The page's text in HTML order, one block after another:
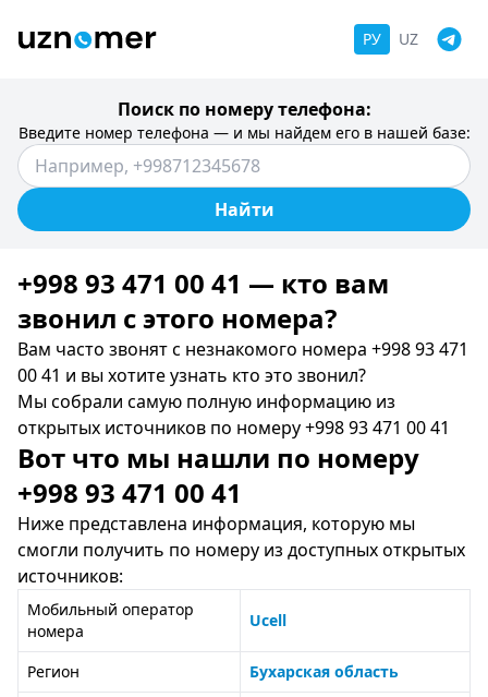
РУ UZ
Поиск по номеру телефона:
Введите номер телефона — и мы найдем его в нашей базе:
Найти
+998 93 471 00 41 — кто вам
звонил c этого номера?
Вам часто звонят с незнакомого номера +998 93 471
00 41 и вы хотите узнать кто это звонил?
Мы собрали самую полную информацию из
открытых источников по номеру +998 93 471 00 41
Вот что мы нашли по номеру
+998 93 471 00 41
Ниже представлена информация, которую мы
смогли получить по номеру из доступных открытых
источников:
Мобильный оператор
номера
Ucell
Регион
Бухарская область